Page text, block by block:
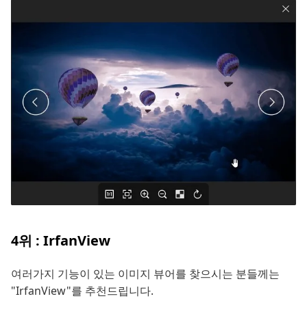
4위 : IrfanView
여러가지 기능이 있는 이미지 뷰어를 찾으시는 분들께는
"IrfanView"를 추천드립니다.